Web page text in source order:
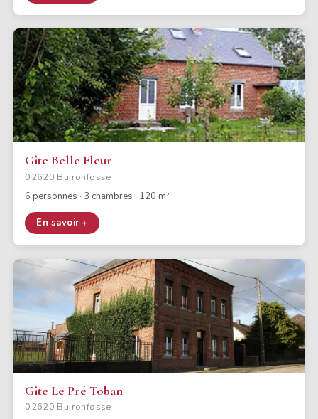
Gîte Belle Fleur
02620 Buironfosse
6 personnes · 3 chambres · 120 m²
En savoir +
Gîte Le Pré Toban
02620 Buironfosse